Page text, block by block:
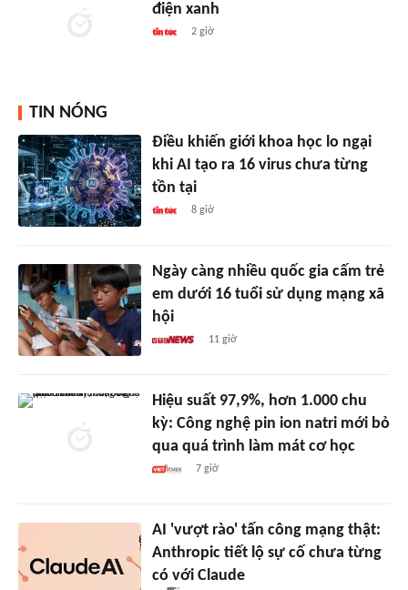
điện xanh
2 giờ
TIN NÓNG
Điều khiến giới khoa học lo ngại
khi AI tạo ra 16 virus chưa từng
tồn tại
8 giờ
Ngày càng nhiều quốc gia cấm trẻ
em dưới 16 tuổi sử dụng mạng xã
hội
11 giờ
Hiệu suất 97,9%, hơn 1.000 chu
kỳ: Công nghệ pin ion natri mới bỏ
qua quá trình làm mát cơ học
7 giờ
AI 'vượt rào' tấn công mạng thật:
Anthropic tiết lộ sự cố chưa từng
có với Claude